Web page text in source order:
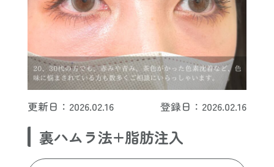
更新日：2026.02.16 登録日：2026.02.16
裏ハムラ法+脂肪注入